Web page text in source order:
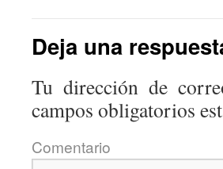
Deja una
Tu dirección de
campos obligatorios